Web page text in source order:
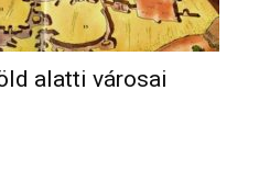
alatti városai